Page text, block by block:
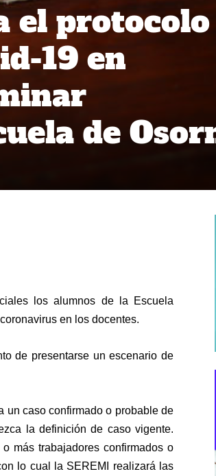
el protocolo
19 en
de
los alumnos de la Escuela
en los docentes.
de presentarse un escenario de
un caso confirmado o probable de
la definición de caso vigente.
más trabajadores confirmados o
lo cual la SEREMI realizará las